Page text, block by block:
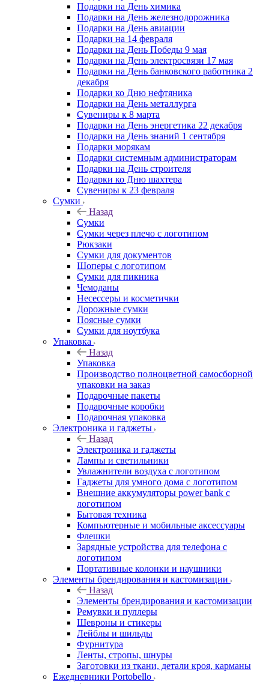
Подарки на День химика
Подарки на День железнодорожника
Подарки на День авиации
Подарки на 14 февраля
Подарки на День Победы 9 мая
Подарки на День электросвязи 17 мая
Подарки на День банковского работника 2
декабря
Подарки ко Дню нефтяника
Подарки на День металлурга
Сувениры к 8 марта
Подарки на День энергетика 22 декабря
Подарки на День знаний 1 сентября
Подарки морякам
Подарки системным администраторам
Подарки на День строителя
Подарки ко Дню шахтера
Сувениры к 23 февраля
Сумки
Назад
Сумки
Сумки через плечо с логотипом
Рюкзаки
Сумки для документов
Шоперы с логотипом
Сумки для пикника
Чемоданы
Несессеры и косметички
Дорожные сумки
Поясные сумки
Сумки для ноутбука
Упаковка
Назад
Упаковка
Производство полноцветной самосборной
упаковки на заказ
Подарочные пакеты
Подарочные коробки
Подарочная упаковка
Электроника и гаджеты
Назад
Электроника и гаджеты
Лампы и светильники
Увлажнители воздуха с логотипом
Гаджеты для умного дома с логотипом
Внешние аккумуляторы power bank с
логотипом
Бытовая техника
Компьютерные и мобильные аксессуары
Флешки
Зарядные устройства для телефона с
логотипом
Портативные колонки и наушники
Элементы брендирования и кастомизации
Назад
Элементы брендирования и кастомизации
Ремувки и пуллеры
Шевроны и стикеры
Лейблы и шильды
Фурнитура
Ленты, стропы, шнуры
Заготовки из ткани, детали кроя, карманы
Ежедневники Portobello